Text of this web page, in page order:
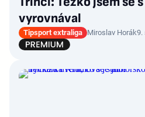
vyrovnával
Tipsport extraliga Miroslav Horák9.